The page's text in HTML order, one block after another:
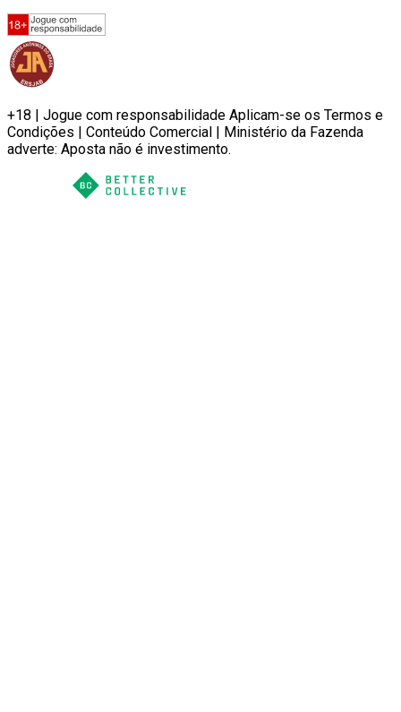
+18 | Jogue com responsabilidade Aplicam-se os Termos e
Condições | Conteúdo Comercial | Ministério da Fazenda
adverte: Aposta não é investimento.